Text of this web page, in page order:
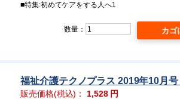
■特集:初めてケアをする人へ1
数量：
福祉介護テクノプラス 2019年10月号
販売価格(税込)： 1,528円